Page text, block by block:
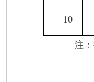
10
注：